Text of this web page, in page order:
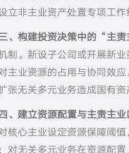
立非主业资产处置专项工
、构建投资决策中的“主
制。新设子公司或开展新
主业资源的占用与协同效
张无关多元业务造成国有
、建立资源配置与主责主业
核心主业设定资源保障阈
对无关多元业务在资源配